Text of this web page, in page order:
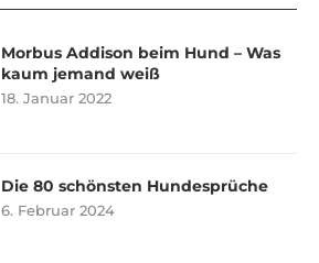
Morbus Addison beim Hund – Was
kaum jemand weiß
18. Januar 2022
Die 80 schönsten Hundesprüche
6. Februar 2024